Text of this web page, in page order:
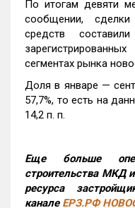
По итогам девяти
сообщении,
средств
сегментах рынка
Доля в январе —
57,7%, то есть на
14,2 п. п.
Еще больше
строительства МКД
ресурса
канале ЕРЗ.РФ